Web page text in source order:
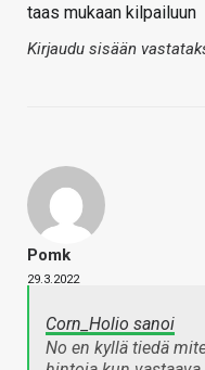
taas mukaan kilpailuun
Kirjaudu sisään
Pomk
29.3.2022
Corn_Holio sanoi
No en kyllä tiedä